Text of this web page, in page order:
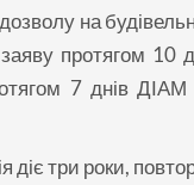
на
протягом 10
7 днів ДІАМ
діє три роки,